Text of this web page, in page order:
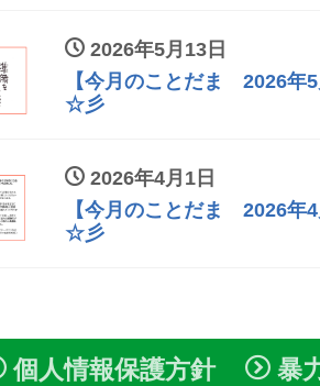
2026年5月13日
【今月のことだま 2026
☆彡
2026年4月1日
【今月のことだま 2026
☆彡
個人情報保護方針 暴